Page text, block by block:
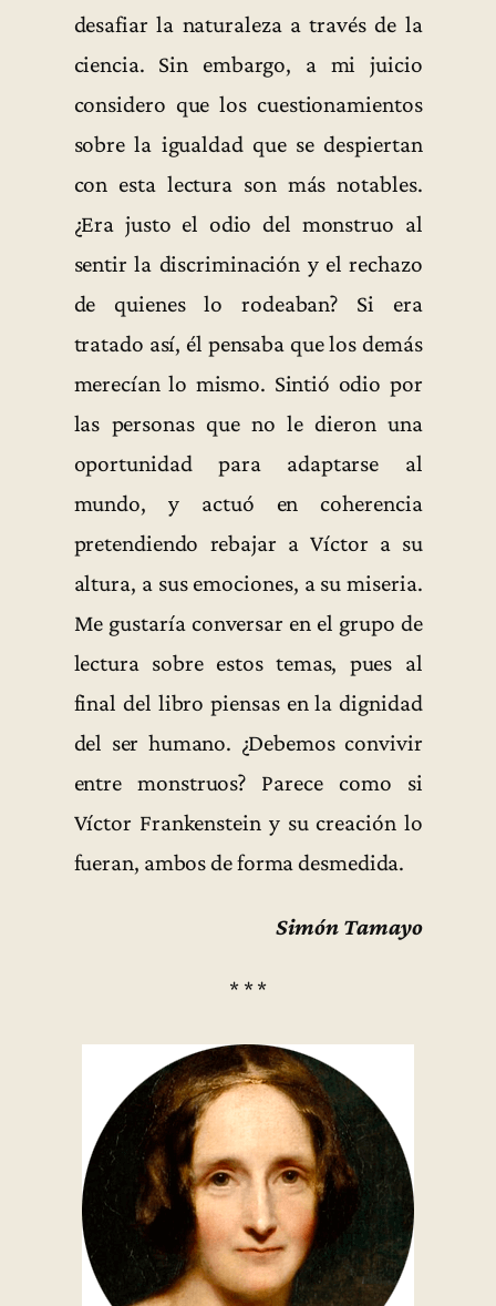
desafiar la naturaleza a través de la
ciencia. Sin embargo, a mi juicio
considero que los cuestionamientos
sobre la igualdad que se despiertan
con esta lectura son más notables.
¿Era justo el odio del monstruo al
sentir la discriminación y el rechazo
de quienes lo rodeaban? Si era
tratado así, él pensaba que los demás
merecían lo mismo. Sintió odio por
las personas que no le dieron una
oportunidad para adaptarse al
mundo, y actuó en coherencia
pretendiendo rebajar a Víctor a su
altura, a sus emociones, a su miseria.
Me gustaría conversar en el grupo de
lectura sobre estos temas, pues al
final del libro piensas en la dignidad
del ser humano. ¿Debemos convivir
entre monstruos? Parece como si
Víctor Frankenstein y su creación lo
fueran, ambos de forma desmedida.
Simón Tamayo
* * *